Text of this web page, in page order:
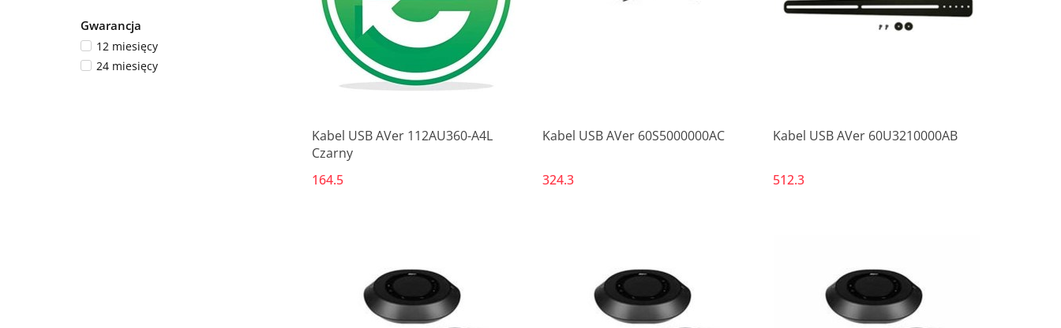
22.5
24
25.5
Gwarancja
12 miesięcy
24 miesięcy
Produkt niedostępny
Kabel USB AVer 112AU360-A4L
Czarny
164.5
Produkt niedostępny
Kabel USB AVer 60S5000000AC
324.3
Produkt niedostępny
Kabel USB AVer 60U3210000AB
512.3